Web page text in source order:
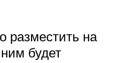
разместить на
будет